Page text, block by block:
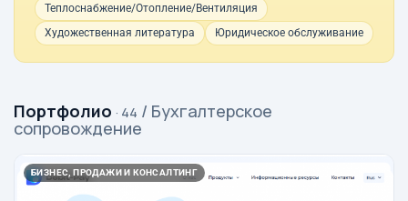
Теплоснабжение/Отопление/Вентиляция
Художественная литература
Юридическое обслуживание
Портфолио · 44 / Бухгалтерское
сопровождение
БИЗНЕС, ПРОДАЖИ И КОНСАЛТИНГ